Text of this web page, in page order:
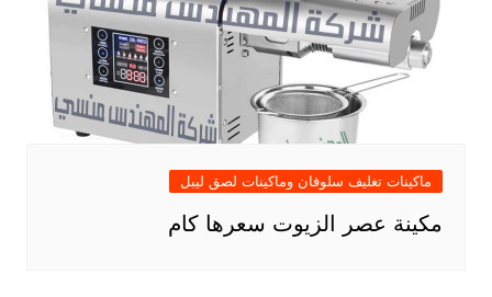
ماكينات تغليف سلوفان وماكينات لصق ليبل
مكينة عصر الزيوت سعرها كام